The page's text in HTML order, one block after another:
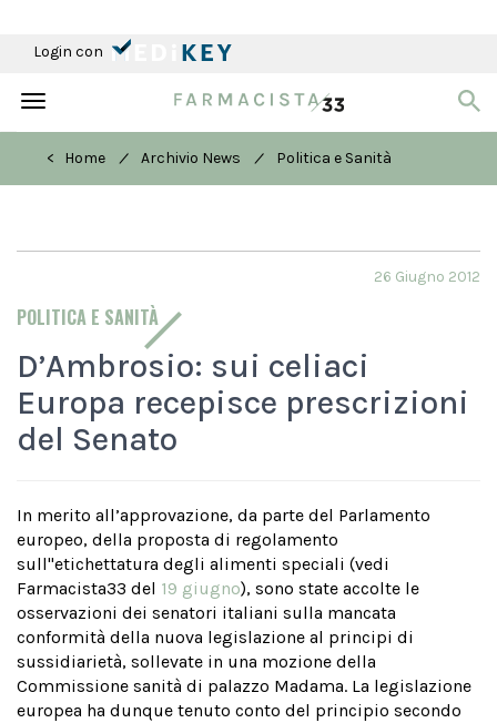
Login con
Toggle
< Home
/ Archivio News / Politica e Sanità
POLITICA E SANITÀ
26 Giugno 2012
D’Ambrosio: sui celiaci
Europa recepisce prescrizioni
del Senato
In merito all’approvazione, da parte del Parlamento
europeo, della proposta di regolamento
sull''etichettatura degli alimenti speciali (vedi
Farmacista33 del 19 giugno), sono state accolte le
osservazioni dei senatori italiani sulla mancata
conformità della nuova legislazione al principi di
sussidiarietà, sollevate in una mozione della
Commissione sanità di palazzo Madama. La legislazione
europea ha dunque tenuto conto del principio secondo